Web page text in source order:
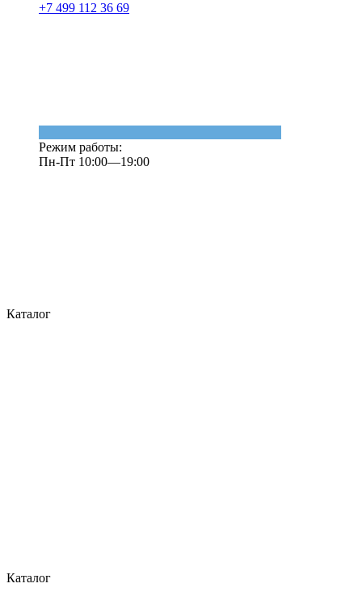
+7 499 112 36 69
Режим работы:
Пн-Пт 10:00—19:00
Каталог
Каталог